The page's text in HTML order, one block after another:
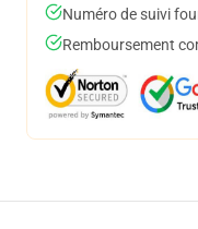
Numéro de suivi
Remboursement